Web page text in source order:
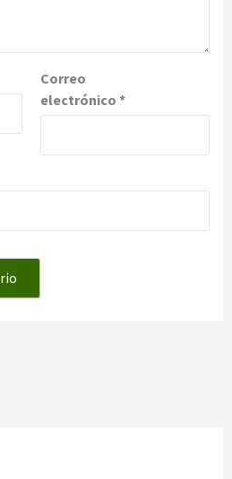
Correo
electrónico *